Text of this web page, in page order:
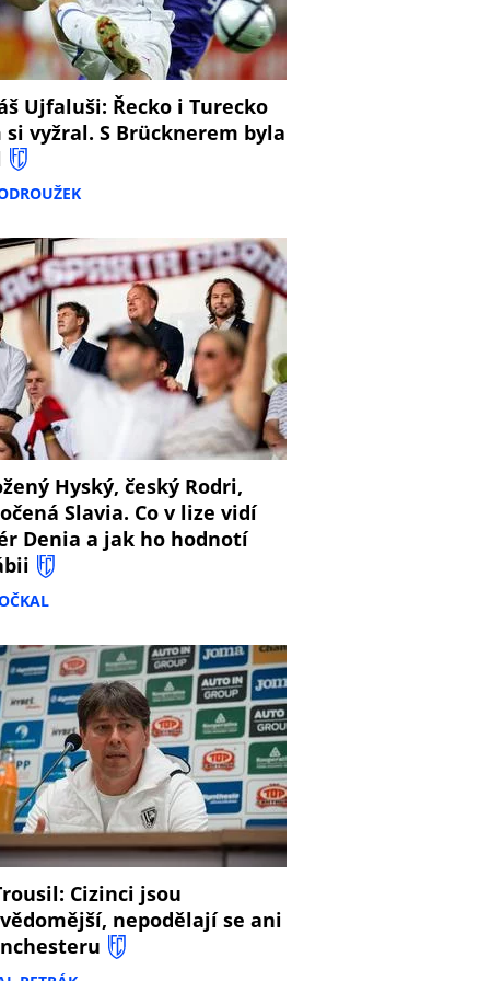
Ujfaluši: Řecko i Turecko
si vyžral. S Brücknerem byla
Hyský, český Rodri,
Slavia. Co v lize vidí
Denia a jak ho hodnotí
Cizinci jsou
nepodělají se ani